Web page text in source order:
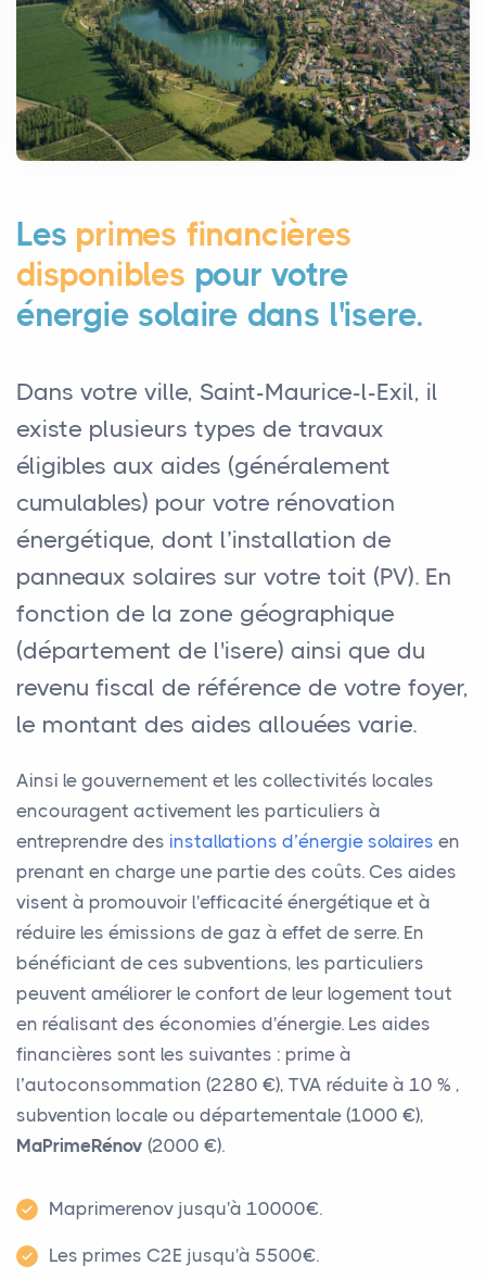
Les primes financières
disponibles pour votre
énergie solaire dans l'isere.
Dans votre ville, Saint-Maurice-l-Exil, il
existe plusieurs types de travaux
éligibles aux aides (généralement
cumulables) pour votre rénovation
énergétique, dont l’installation de
panneaux solaires sur votre toit (PV). En
fonction de la zone géographique
(département de l'isere) ainsi que du
revenu fiscal de référence de votre foyer,
le montant des aides allouées varie.
Ainsi le gouvernement et les collectivités locales
encouragent activement les particuliers à
entreprendre des installations d’énergie solaires en
prenant en charge une partie des coûts. Ces aides
visent à promouvoir l'efficacité énergétique et à
réduire les émissions de gaz à effet de serre. En
bénéficiant de ces subventions, les particuliers
peuvent améliorer le confort de leur logement tout
en réalisant des économies d'énergie. Les aides
financières sont les suivantes : prime à
l’autoconsommation (2280 €), TVA réduite à 10 % ,
subvention locale ou départementale (1000 €),
MaPrimeRénov (2000 €).
Maprimerenov jusqu'à 10000€.
Les primes C2E jusqu'à 5500€.